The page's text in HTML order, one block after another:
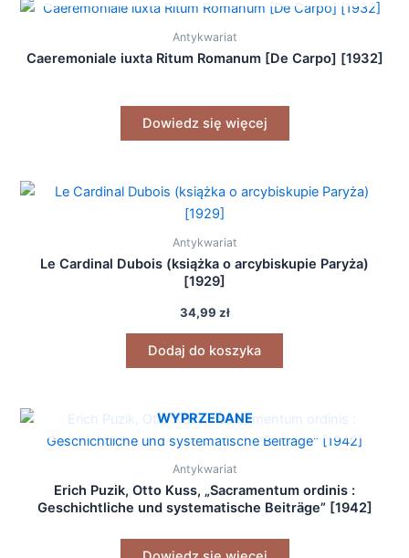
Antykwariat
Caeremoniale iuxta Ritum Romanum [De Carpo] [1932]
Dowiedz się więcej
Antykwariat
Le Cardinal Dubois (książka o arcybiskupie Paryża)
[1929]
34,99 zł
Dodaj do koszyka
WYPRZEDANE
Antykwariat
Erich Puzik, Otto Kuss, „Sacramentum ordinis :
Geschichtliche und systematische Beiträge” [1942]